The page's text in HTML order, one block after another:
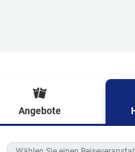
Angebote